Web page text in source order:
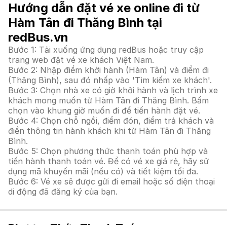
Hướng dẫn đặt vé xe online đi từ
Hàm Tân đi Thăng Bình tại
redBus.vn
Bước 1: Tải xuống ứng dụng redBus hoặc truy cập
trang web đặt vé xe khách Việt Nam.
Bước 2: Nhập điểm khởi hành (Hàm Tân) và điểm đi
(Thăng Bình), sau đó nhấp vào 'Tìm kiếm xe khách'.
Bước 3: Chọn nhà xe có giờ khởi hành và lịch trình xe
khách mong muốn từ Hàm Tân đi Thăng Bình. Bấm
chọn vào khung giờ muốn đi để tiến hành đặt vé.
Bước 4: Chọn chỗ ngồi, điểm đón, điểm trả khách và
điền thông tin hành khách khi từ Hàm Tân đi Thăng
Bình.
Bước 5: Chọn phương thức thanh toán phù hợp và
tiến hành thanh toán vé. Để có vé xe giá rẻ, hãy sử
dụng mã khuyến mãi (nếu có) và tiết kiệm tối đa.
Bước 6: Vé xe sẽ được gửi đi email hoặc số điện thoại
di động đã đăng ký của bạn.